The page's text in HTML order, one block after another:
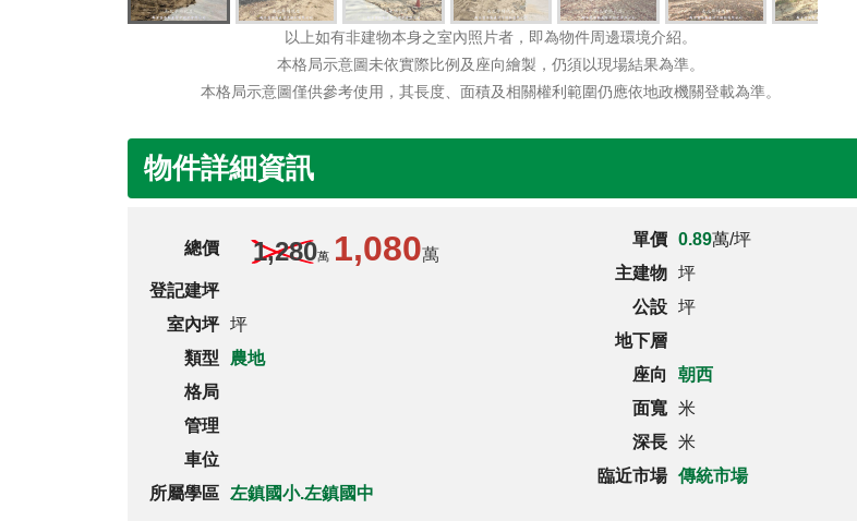
以上如有非建物本身之室內照片者，即為物件周邊環境介紹。
本格局示意圖未依實際比例及座向繪製，仍須以現場結果為準。
本格局示意圖僅供參考使用，其長度、面積及相關權利範圍仍應依地政機關登載為準。
物件詳細資訊
總價 1,280萬 1,080萬
登記建坪
室內坪 坪
類型
農地
格局
管理
車位
所屬學區 左鎮國小.左鎮國中
單價 0.89萬/坪
主建物 坪
公設 坪
地下層
座向
朝西
面寬 米
深長 米
臨近市場 傳統市場